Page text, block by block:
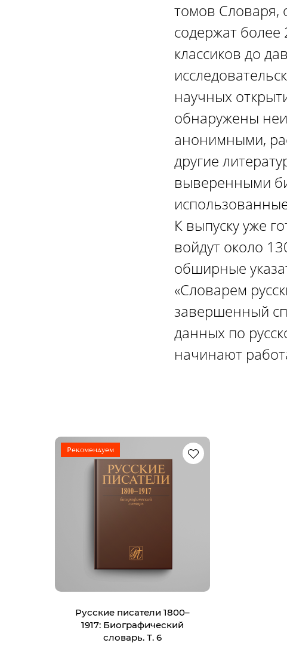
томов Словаря,
содержат
классиков до
научных
обнаружены
анонимными,
другие
выверенными
К выпуску уже
войдут около
обширные
«Словарем
завершенный
данных по
начинают
Рекомендуем
Русские писатели 1800–
1917: Биографический
словарь. Т. 6